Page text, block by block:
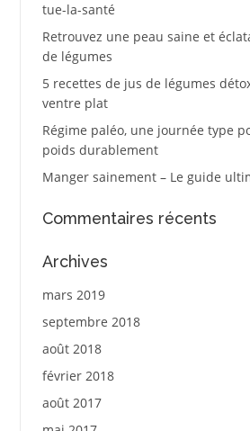
tue-la-santé
Retrouvez une peau saine et
de légumes
5 recettes de jus de légumes
ventre plat
Régime paléo, une journée type
poids durablement
Manger sainement – Le guide
Commentaires récents
Archives
mars 2019
septembre 2018
août 2018
février 2018
août 2017